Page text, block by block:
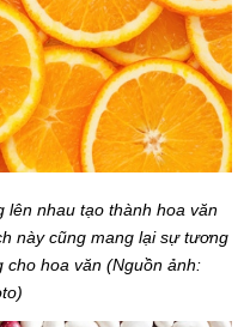
lên nhau tạo thành hoa văn
này cũng mang lại sự tương
cho hoa văn (Nguồn ảnh: